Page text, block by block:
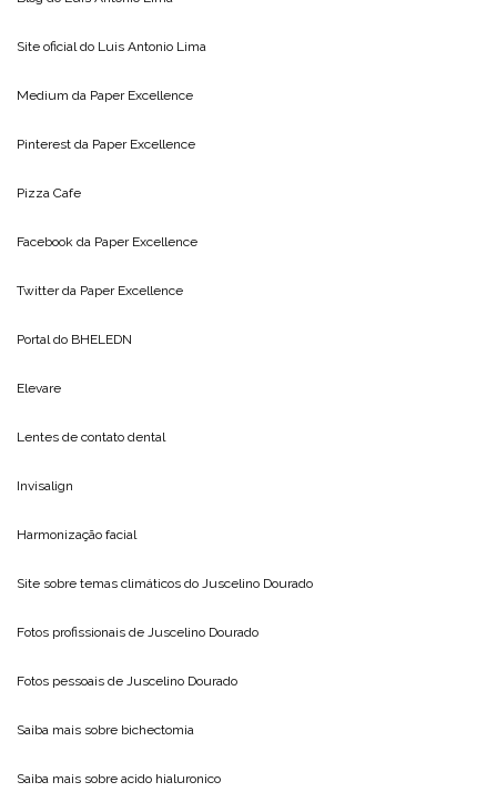
Site oficial do Luis Antonio Lima
Medium da Paper Excellence
Pinterest da Paper Excellence
Pizza Cafe
Facebook da Paper Excellence
Twitter da Paper Excellence
Portal do BHELEDN
Elevare
Lentes de contato dental
Invisalign
Harmonização facial
Site sobre temas climáticos do Juscelino Dourado
Fotos profissionais de Juscelino Dourado
Fotos pessoais de Juscelino Dourado
Saiba mais sobre bichectomia
Saiba mais sobre acido hialuronico